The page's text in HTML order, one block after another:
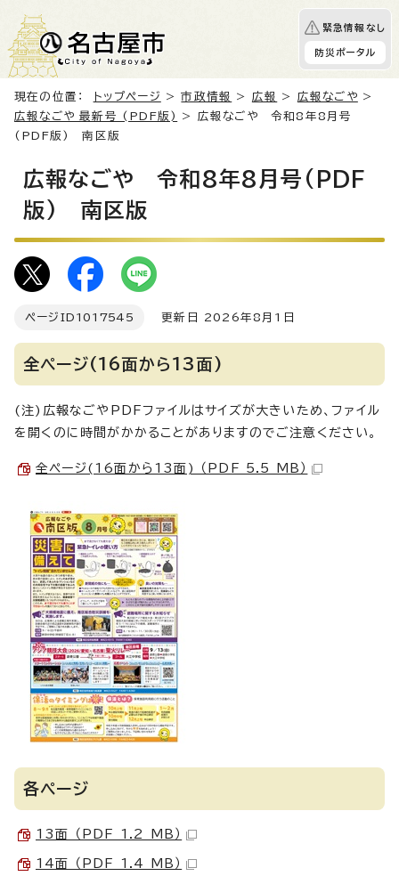
緊急情報なし
防災ポータル
現在の位置： トップページ >市政情報 > 広報 > 広報なごや >
広報なごや 最新号 (PDF版)
> 広報なごや 令和8年8月号
(PDF版) 南区版
広報なごや 令和8年8月号(PDF
版) 南区版
ページID 1017545 更新日 2026年8月1日
全ページ(16面から13面)
(注)広報なごやPDFファイルはサイズが大きいため、ファイル
を開くのに時間がかかることがありますのでご注意ください。
全ページ(16面から13面) （PDF 5.5 MB）
各ページ
13面 （PDF 1.2 MB）
14面 （PDF 1.4 MB）